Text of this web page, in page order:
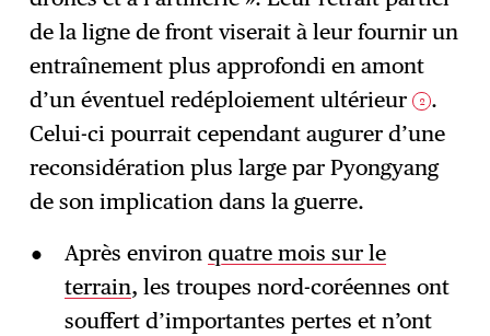
de la ligne de front viserait à leur fournir un
entraînement plus approfondi en amont
d’un éventuel redéploiement ultérieur 2 .
Celui-ci pourrait cependant augurer d’une
reconsidération plus large par Pyongyang
de son implication dans la guerre.
Après environ quatre mois sur le
terrain, les troupes nord-coréennes ont
souffert d’importantes pertes et n’ont